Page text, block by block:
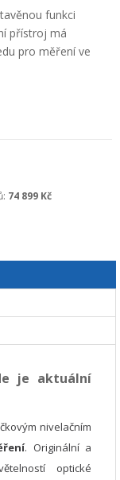
funkci
přístroj má
pro měření ve
74 899 Kč
je aktuální
nivelačním
. Originální a
optické